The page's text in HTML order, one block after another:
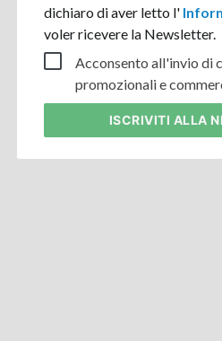
dichiaro di aver letto l'
voler ricevere la Newsletter.
Acconsento all'invio di
promozionali e
ISCRIVITI ALLA